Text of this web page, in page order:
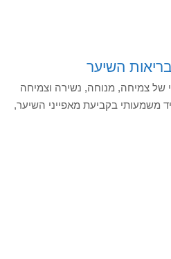
בריאות השיער
של צמיחה, מנוחה, נשירה וצמיחה
משמעותי בקביעת מאפייני השיער,